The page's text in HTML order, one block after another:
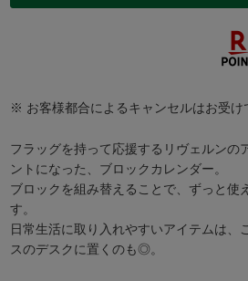
※ お客様都合によるキャンセルはお受け
フラッグを持って応援するリヴェルンの
ントになった、ブロックカレンダー。
ブロックを組み替えることで、ずっと使
す。
日常生活に取り入れやすいアイテムは、
スのデスクに置くのも◎。